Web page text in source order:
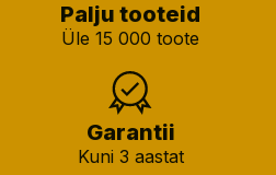
Palju tooteid
Üle 15 000 toote
Garantii
Kuni 3 aastat